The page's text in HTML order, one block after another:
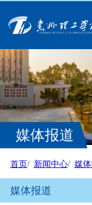
媒体报道
首页 新闻中心 媒
媒体报道